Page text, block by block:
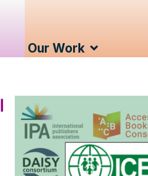
Our Work